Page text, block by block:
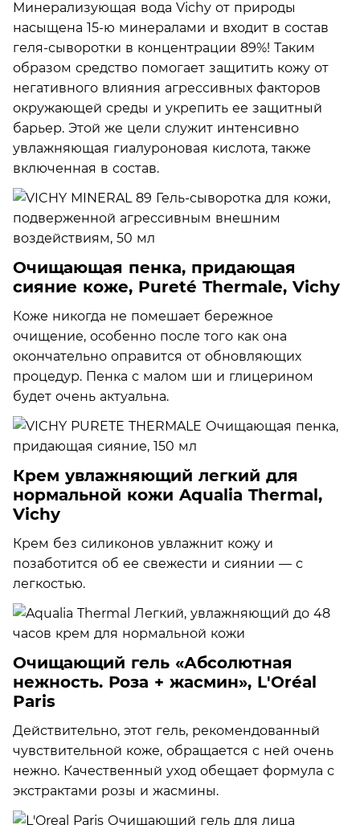
Минерализующая вода Vichy от природы
насыщена 15-ю минералами и входит в состав
геля-сыворотки в концентрации 89%! Таким
образом средство помогает защитить кожу от
негативного влияния агрессивных факторов
окружающей среды и укрепить ее защитный
барьер. Этой же цели служит интенсивно
увлажняющая гиалуроновая кислота, также
включенная в состав.
Очищающая пенка, придающая
сияние коже, Pureté Thermale, Vichy
Коже никогда не помешает бережное
очищение, особенно после того как она
окончательно оправится от обновляющих
процедур. Пенка с малом ши и глицерином
будет очень актуальна.
Крем увлажняющий легкий для
нормальной кожи Aqualia Thermal,
Vichy
Крем без силиконов увлажнит кожу и
позаботится об ее свежести и сиянии — с
легкостью.
Очищающий гель «Абсолютная
нежность. Роза + жасмин», L'Oréal
Paris
Действительно, этот гель, рекомендованный
чувствительной коже, обращается с ней очень
нежно. Качественный уход обещает формула с
экстрактами розы и жасмины.